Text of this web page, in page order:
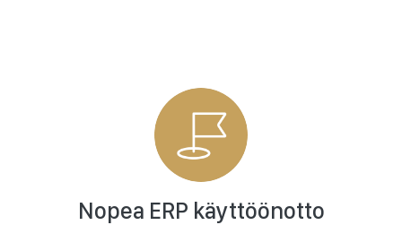
Nopea ERP käyttöönotto